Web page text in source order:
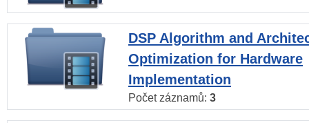
DSP Algorithm and
Optimization for Hardware
Implementation
Počet záznamů: 3